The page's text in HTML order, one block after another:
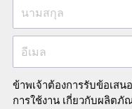
นามสกุล
อีเมล
ข้าพเจ้าต้องการรับข้อเส
การใช้งาน เกี่ยวกับผลิต